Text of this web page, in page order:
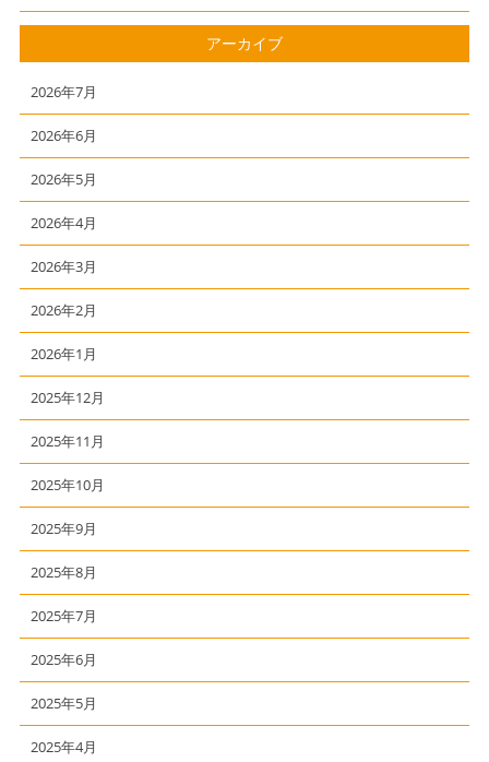
アーカイブ
2026年7月
2026年6月
2026年5月
2026年4月
2026年3月
2026年2月
2026年1月
2025年12月
2025年11月
2025年10月
2025年9月
2025年8月
2025年7月
2025年6月
2025年5月
2025年4月